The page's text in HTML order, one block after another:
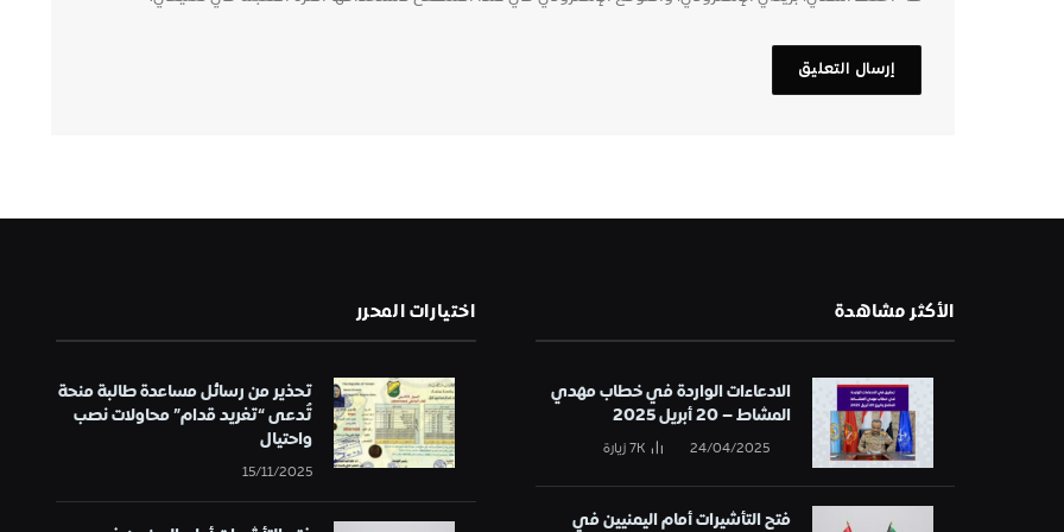
الأكثر مشاهدة
الادعاءات الواردة في خطاب مهدي
المشاط – 20 أبريل 2025
24/04/2025
7Kزيارة
فتح التأشيرات أمام اليمنيين في
اختيارات المحرر
تحذير من رسائل مساعدة طالبة منحة
تُدعى “تغريد قدام” محاولات نصب
واحتيال
15/11/2025